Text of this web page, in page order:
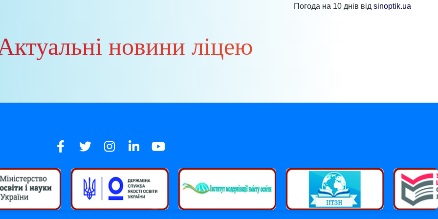
Погода на 10 днів відsinoptik.ua
новини ліцею